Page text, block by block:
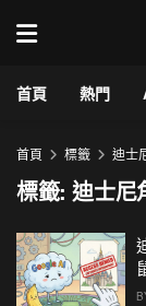
首頁 熱門
首頁 標籤 迪士
標籤:迪士尼